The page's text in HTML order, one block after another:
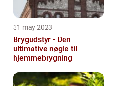
31 may 2023
Brygudstyr - Den
ultimative nøgle til
hjemmebrygning